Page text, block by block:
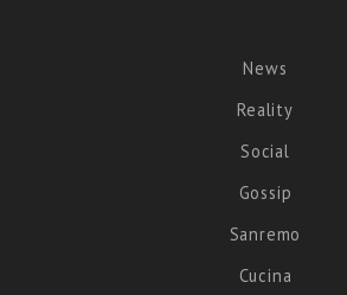
News
Reality
Social
Gossip
Sanremo
Cucina